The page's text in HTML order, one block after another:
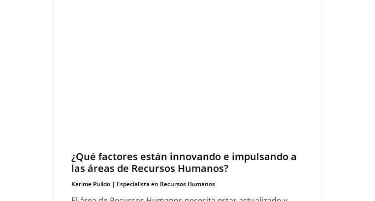
¿Qué factores están innovando e impulsando a
las áreas de Recursos Humanos?
Karime Pulido | Especialista en Recursos Humanos